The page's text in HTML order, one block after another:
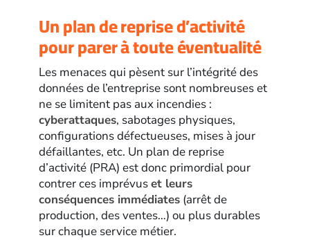
Un plan de reprise d’activité
pour parer à toute éventualité
Les menaces qui pèsent sur l’intégrité des
données de l’entreprise sont nombreuses et
ne se limitent pas aux incendies :
cyberattaques, sabotages physiques,
configurations défectueuses, mises à jour
défaillantes, etc. Un plan de reprise
d’activité (PRA) est donc primordial pour
contrer ces imprévuset leurs
conséquences immédiates (arrêt de
production, des ventes…) ou plus durables
sur chaque service métier.